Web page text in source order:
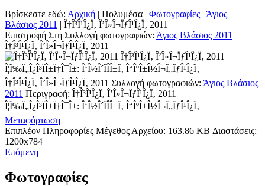
Βρίσκεστε εδώ: Αρχική | Πολυμέσα | Φωτογραφίες | Άγιος
Βλάσιος 2011 | Î†Î³Î¹Î¿Ï‚ Î’Î»Î¬ÏƒÎ¹Î¿Ï‚ 2011
Επιστροφή Στη Συλλογή φωτογραφιών: Άγιος Βλάσιος 2011
Î†Î³Î¹Î¿Ï‚ Î’Î»Î¬ÏƒÎ¹Î¿Ï‚ 2011
Î†Î³Î¹Î¿Ï‚ Î’Î»Î¬ÏƒÎ¹Î¿Ï‚ 2011
Î¦Ï‰Ï„Î¿Î³ÏÎ±Ï†Î¯Î±: Î‘Î½Î´ÏÎ­Î±Ï‚ Î“ÎºÎ±Î½Î¬Ï„ÏƒÎ¹Î¿Ï‚
Î†Î³Î¹Î¿Ï‚ Î’Î»Î¬ÏƒÎ¹Î¿Ï‚ 2011 Συλλογή φωτογραφιών: Άγιος Βλάσιος
2011 Περιγραφή: Î†Î³Î¹Î¿Ï‚ Î’Î»Î¬ÏƒÎ¹Î¿Ï‚ 2011
Î¦Ï‰Ï„Î¿Î³ÏÎ±Ï†Î¯Î±: Î‘Î½Î´ÏÎ­Î±Ï‚ Î“ÎºÎ±Î½Î¬Ï„ÏƒÎ¹Î¿Ï‚
Μεταφόρτωση
Επιπλέον Πληροφορίες Μέγεθος Αρχείου: 163.86 KB Διαστάσεις:
1200x784
Επόμενη
Φωτογραφίες